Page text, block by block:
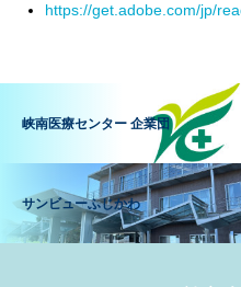
https://get.adobe.com/jp/
峡南医療センター 企業団
サンビューふじかわ